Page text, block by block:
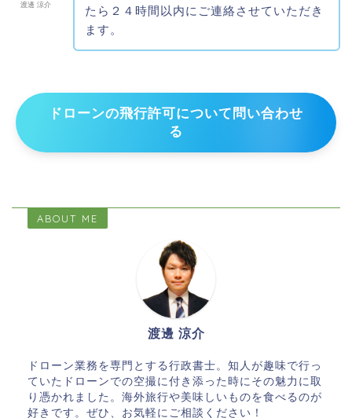
渡邊 涼介
たら２４時間以内にご連絡させていただき
ます。
ドローンの飛行許可について問い合わせ
る
ABOUT ME
渡邊 涼介
ドローン業務を専門とする行政書士。知人が趣味で行っ
ていたドローンでの空撮に付き添った時にその魅力に取
り憑かれました。海外旅行や美味しいものを食べるのが
好きです。ぜひ、お気軽にご相談ください！